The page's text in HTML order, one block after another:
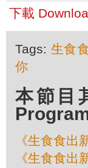
下載
Tags: 生食
你
本節目
《生食食
《生食食出